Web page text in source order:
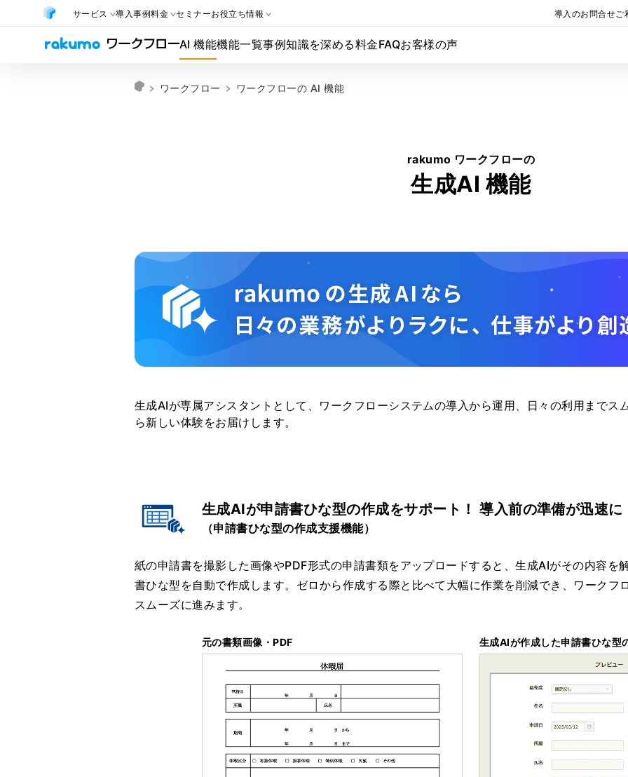
AI 機能機能一覧事例知識を深める料金FAQお客様の声
サービス 導入事例料金 セミナーお役立ち情報 導入のお問合せご
ワークフロー ワークフローの AI 機能
rakumo ワークフローの
生成AI 機能
生成AIが専属アシスタントとして、ワークフローシステムの導入から運用、日々の利用まで
ら新しい体験をお届けします。
生成AIが申請書ひな型の作成をサポート！ 導入前の準備が迅速に
（申請書ひな型の作成支援機能）
紙の申請書を撮影した画像やPDF形式の申請書類をアップロードすると、生成AIがその内容
書ひな型を自動で作成します。ゼロから作成する際と比べて大幅に作業を削減でき、ワークフ
スムーズに進みます。
元の書類画像・PDF 生成AIが作成した申請書ひな型